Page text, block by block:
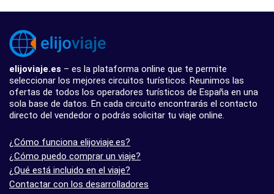
elijoviaje.es – es la plataforma online que te permite
seleccionar los mejores circuitos turísticos. Reunimos las
ofertas de todos los operadores turísticos de España en una
sola base de datos. En cada circuito encontrarás el contacto
directo del vendedor o podrás solicitar tu viaje online.
¿Cómo funciona elijoviaje.es?
¿Cómo puedo comprar un viaje?
¿Qué está incluido en el viaje?
Contactar con los desarrolladores